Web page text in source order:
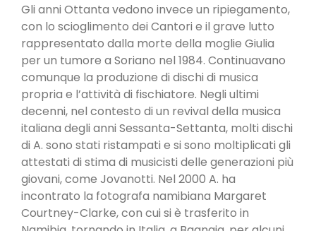
Gli anni Ottanta vedono invece un ripiegamento,
con lo scioglimento dei Cantori e il grave lutto
rappresentato dalla morte della moglie Giulia
per un tumore a Soriano nel 1984. Continuavano
comunque la produzione di dischi di musica
propria e l’attività di fischiatore. Negli ultimi
decenni, nel contesto di un revival della musica
italiana degli anni Sessanta-Settanta, molti dischi
di A. sono stati ristampati e si sono moltiplicati gli
attestati di stima di musicisti delle generazioni più
giovani, come Jovanotti. Nel 2000 A. ha
incontrato la fotografa namibiana Margaret
Courtney-Clarke, con cui si è trasferito in